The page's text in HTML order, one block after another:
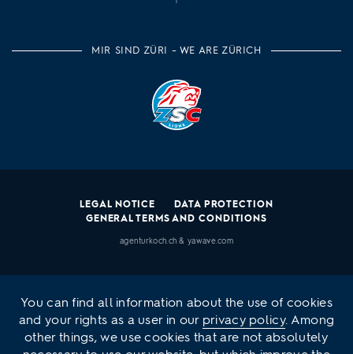
MIR SIND ZÜRI – WE ARE ZÜRICH
LEGAL NOTICE
DATA PROTECTION
GENERAL TERMS AND CONDITIONS
agenturkoch.ch &yawave.com
You can find all information about the use of cookies
and your rights as a user in our privacy policy. Among
other things, we use cookies that are not absolutely